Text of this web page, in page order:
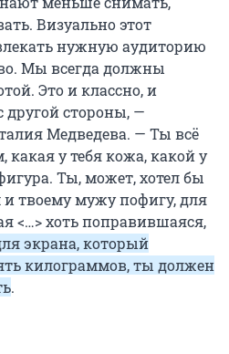
Визуально этот
нужную аудиторию
Мы всегда должны
Это и классно, и
другой стороны, —
Медведева. — Ты всё
у тебя кожа, какой у
Ты, может, хотел бы
твоему мужу пофигу, для
<…> хоть поправившаяся,
экрана, который
килограммов, ты должен
.